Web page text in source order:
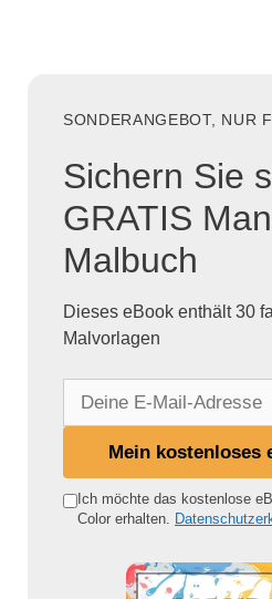
SONDERANGEBOT, NUR
Sichern Sie
GRATIS
Malbuch
Dieses eBook enthält 30
Malvorlagen
e
Mein kostenloses
Ich möchte das kostenlose
Color erhalten.